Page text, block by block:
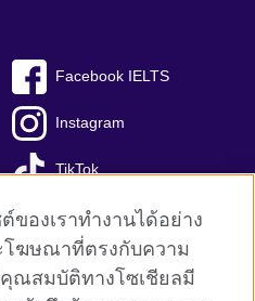
Facebook IELTS
Instagram
TikTok
ของเราทำงานได้อย่าง
โฆษณาที่ตรงกับความ
ณสมบัติทางโซเชียลมี